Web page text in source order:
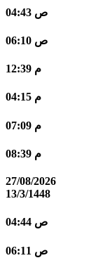
04:43 ص
06:10 ص
12:39 م
04:15 م
07:09 م
08:39 م
27/08/2026
13/3/1448
04:44 ص
06:11 ص